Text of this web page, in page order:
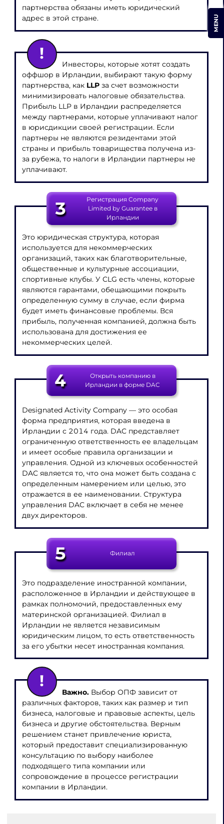
партнерства обязаны иметь юридический
адрес в этой стране.
Инвесторы, которые хотят создать
оффшор в Ирландии, выбирают такую форму
партнерства, как LLPза счет возможности
минимизировать налоговые обязательства.
Прибыль LLP в Ирландии распределяется
между партнерами, которые уплачивают налог
в юрисдикции своей регистрации. Если
партнеры не являются резидентами этой
страны и прибыль товарищества получена из-
за рубежа, то налоги в Ирландии партнеры не
уплачивают.
3
Регистрация Company
Limited by Guarantee в
Ирландии
Это юридическая структура, которая
используется для некоммерческих
организаций, таких как благотворительные,
общественные и культурные ассоциации,
спортивные клубы. У CLG есть члены, которые
являются гарантами, обещающими покрыть
определенную сумму в случае, если фирма
будет иметь финансовые проблемы. Вся
прибыль, полученная компанией, должна быть
использована для достижения ее
некоммерческих целей.
4
Открыть компанию в
Ирландии в форме DAC
Designated Activity Company — это особая
форма предприятия, которая введена в
Ирландии с 2014 года. DAC представляет
ограниченную ответственность ее владельцам
и имеет особые правила организации и
управления. Одной из ключевых особенностей
DAC является то, что она может быть создана с
определенным намерением или целью, это
отражается в ее наименовании. Структура
управления DAC включает в себя не менее
двух директоров.
5 Филиал
Это подразделение иностранной компании,
расположенное в Ирландии и действующее в
рамках полномочий, предоставленных ему
материнской организацией. Филиал в
Ирландии не является независимым
юридическим лицом, то есть ответственность
за его убытки несет иностранная компания.
Важно. Выбор ОПФ зависит от
различных факторов, таких как размер и тип
бизнеса, налоговые и правовые аспекты, цель
бизнеса и другие обстоятельства. Верным
решением станет привлечение юриста,
который предоставит специализированную
консультацию по выбору наиболее
подходящего типа компании или
сопровождение в процессе регистрации
компании в Ирландии.
MENU